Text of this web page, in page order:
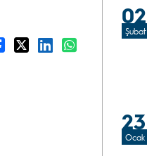
02
Şubat
23
Ocak